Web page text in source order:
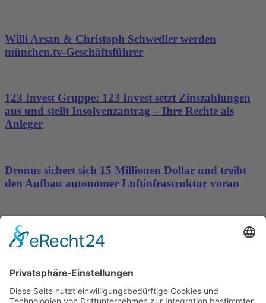
Willi Arsan & Christoph Schwedler werden
münchen.tv-Geschäftsführer
123 Invest Gruppe: 123 Invest setzt Zinszahlungen
aus und stellt Insolvenzantrag – Ihre Rechte als
Anleger
Dronus sichert sich 15 Millionen Dollar und treibt
den Aufbau autonomer Luftinfrastruktur voran
Silver Lake Ltd. setzt Expansionskurs fort –
Deutschland rückt in den Fokus
Wichtiges
Impressum
Datenschutz